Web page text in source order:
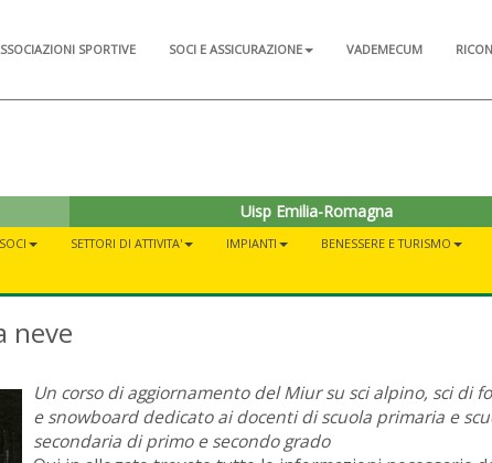
SPORTIVE SOCI E ASSICURAZIONE VADEMECUM
Uisp Emilia-Romagna
SETTORI DI ATTIVITA' IMPIANTI BENESSERE E TURISMO
neve
Un corso di aggiornamento del Miur su sci alpino, sci di
e snowboard dedicato ai docenti di scuola primaria e
secondaria di primo e secondo grado